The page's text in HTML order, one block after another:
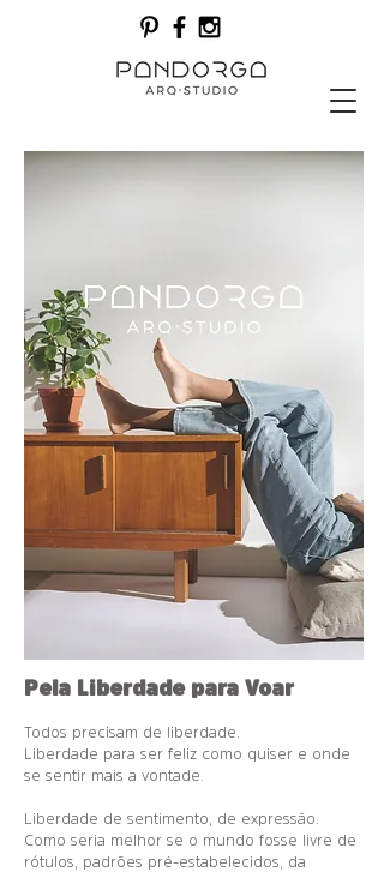
Pela Liberdade para Voar
Todos precisam de liberdade.
Liberdade para ser feliz como quiser e onde
se sentir mais a vontade.
Liberdade de sentimento, de expressão.
Como seria melhor se o mundo fosse livre de
rótulos, padrões pré-estabelecidos, da